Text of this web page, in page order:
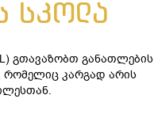
სკოლა
გთავაზობთ განათლების
რომელიც კარგად არის